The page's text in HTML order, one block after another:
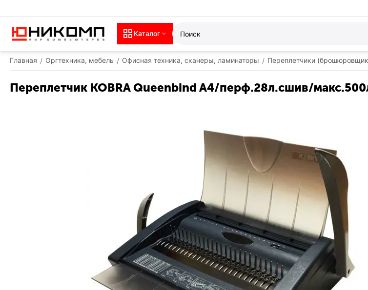
Каталог
Главная / Оргтехника, мебель / Офисная техника, сканеры, ламинаторы / Переплетчики
Переплетчик KOBRA Queenbind A4/перф.28л.сшив/